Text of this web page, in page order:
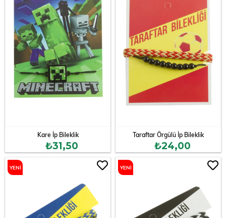
Kare İp Bileklik
₺31,50
Taraftar Örgülü İp Bileklik
₺24,00
YENI YENI